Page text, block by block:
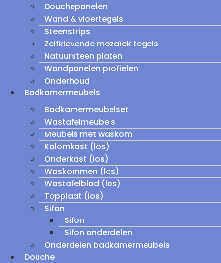
Douchepanelen
Wand & vloertegels
Steenstrips
Zelfklevende mozaïek tegels
Natuursteen platen
Wandpanelen profielen
Onderhoud
Badkamermeubels
Badkamermeubelset
Wastafelmeubels
Meubels met waskom
Kolomkast (los)
Onderkast (los)
Waskommen (los)
Wastafelblad (los)
Topplaat (los)
Sifon
Sifon
Sifon onderdelen
Onderdelen badkamermeubels
Douche